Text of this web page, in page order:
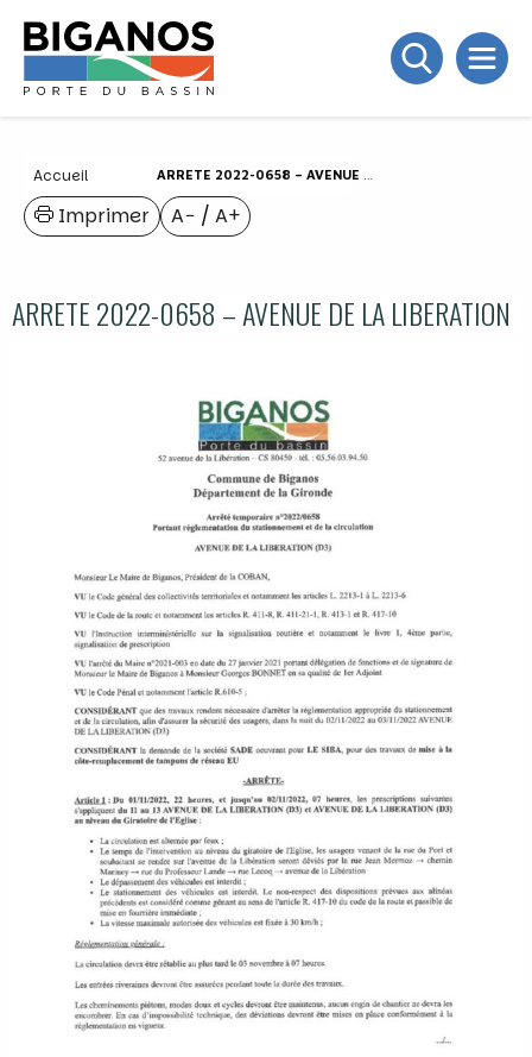
Accueil ARRETE 2022-0658 – AVENUE DE LA LIBERATION
A− / A+
Imprimer
ARRETE 2022-0658 – AVENUE DE LA LIBERATION